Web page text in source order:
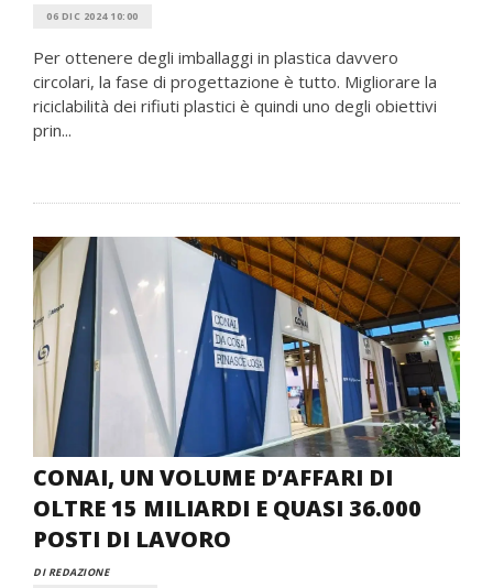
06 DIC 2024 10:00
Per ottenere degli imballaggi in plastica davvero
circolari, la fase di progettazione è tutto. Migliorare la
riciclabilità dei rifiuti plastici è quindi uno degli obiettivi
prin...
CONAI, UN VOLUME D’AFFARI DI
OLTRE 15 MILIARDI E QUASI 36.000
POSTI DI LAVORO
DI REDAZIONE